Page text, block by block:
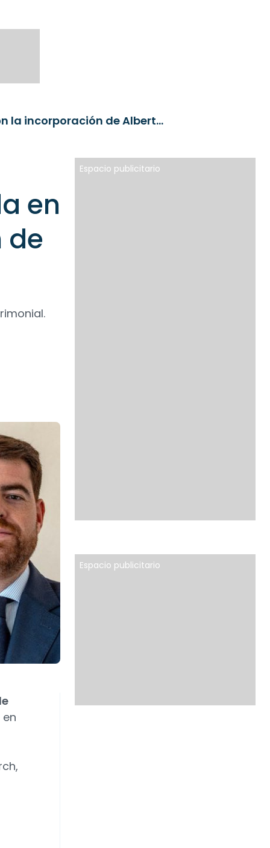
A&G refuerza su banca privada en Baleares con la incorporación de Alberto Sánchez Gil
en
de
Espacio publicitario
Espacio publicitario